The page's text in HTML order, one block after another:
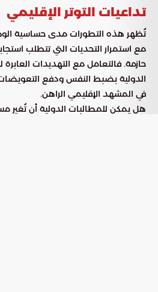
تداعيات التوتر الإقليمي
تُظهر هذه التطورات مدى حساسية
مع استمرار التحديات التي تتطلب
حازمة. فالتعامل مع التهديدات العابرة
الدولية بضبط النفس ودفع
في المشهد الإقليمي الراهن.
هل يمكن للمطالبات الدولية أن تُغير